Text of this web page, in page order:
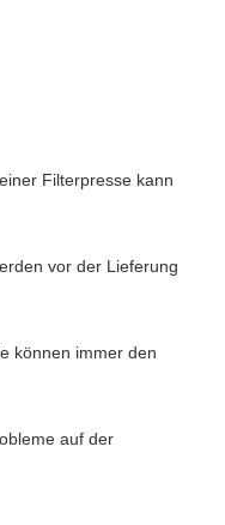
Filterpresse kann
vor der Lieferung
können immer den
auf der